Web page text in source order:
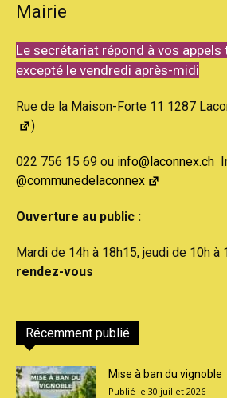
Mairie
Le secrétariat répond à vos
excepté le vendredi après-midi
Rue de la Maison-Forte 11 1287
)
022 756 15 69 ou info@laconnex.ch
@communedelaconnex
Ouverture au public :
Mardi de 14h à 18h15, jeudi de 10h à
rendez-vous
Récemment publié
Mise à ban du vignoble
30 juillet 2026